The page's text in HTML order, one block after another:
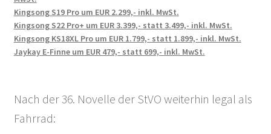
Kingsong S19 Pro um EUR 2.299,- inkl. MwSt.
Kingsong S22 Pro+ um EUR 3.399,- statt 3.499,- inkl. MwSt.
Kingsong KS18XL Pro um EUR 1.799,- statt 1.899,- inkl. MwSt.
Jaykay E-Finne um EUR 479,- statt 699,- inkl. MwSt.
Nach der 36. Novelle der StVO weiterhin legal als
Fahrrad: